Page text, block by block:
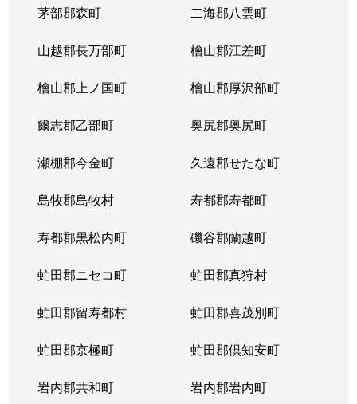
茅部郡森町 二海郡八雲町
山越郡長万部町 檜山郡江差町
檜山郡上ノ国町 檜山郡厚沢部町
爾志郡乙部町 奥尻郡奥尻町
瀬棚郡今金町 久遠郡せたな町
島牧郡島牧村 寿都郡寿都町
寿都郡黒松内町 磯谷郡蘭越町
虻田郡ニセコ町 虻田郡真狩村
虻田郡留寿都村 虻田郡喜茂別町
虻田郡京極町 虻田郡倶知安町
岩内郡共和町 岩内郡岩内町